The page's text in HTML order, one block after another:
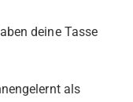
deine Tasse
als